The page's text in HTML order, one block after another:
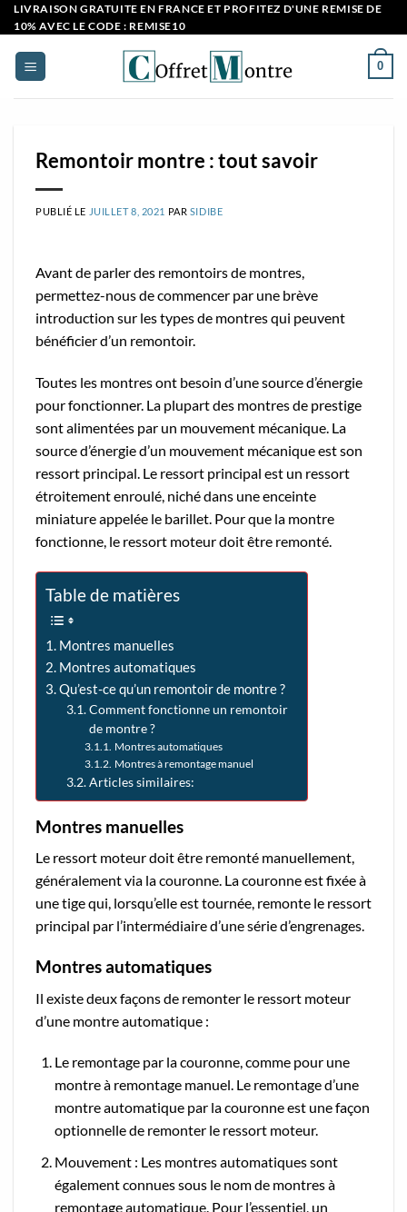
Passer
au
contenu
LIVRAISON GRATUITE EN FRANCE ET PROFITEZ D'UNE REMISE DE
10% AVEC LE CODE : REMISE10
0
Remontoir montre : tout savoir
PUBLIÉ LE JUILLET 8, 2021 PAR SIDIBE
Avant de parler des remontoirs de montres,
permettez-nous de commencer par une brève
introduction sur les types de montres qui peuvent
bénéficier d’un remontoir.
Toutes les montres ont besoin d’une source d’énergie
pour fonctionner. La plupart des montres de prestige
sont alimentées par un mouvement mécanique. La
source d’énergie d’un mouvement mécanique est son
ressort principal. Le ressort principal est un ressort
étroitement enroulé, niché dans une enceinte
miniature appelée le barillet. Pour que la montre
fonctionne, le ressort moteur doit être remonté.
Table de matières
Montres manuelles
Montres automatiques
Qu’est-ce qu’un remontoir de montre ?
Comment fonctionne un remontoir
de montre ?
Montres automatiques
Montres à remontage manuel
Articles similaires:
Montres manuelles
Le ressort moteur doit être remonté manuellement,
généralement via la couronne. La couronne est fixée à
une tige qui, lorsqu’elle est tournée, remonte le ressort
principal par l’intermédiaire d’une série d’engrenages.
Montres automatiques
Il existe deux façons de remonter le ressort moteur
d’une montre automatique :
Le remontage par la couronne, comme pour une
montre à remontage manuel. Le remontage d’une
montre automatique par la couronne est une façon
optionnelle de remonter le ressort moteur.
Mouvement : Les montres automatiques sont
également connues sous le nom de montres à
remontage automatique. Pour l’essentiel, un